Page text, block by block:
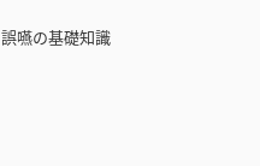
嚥の基礎知識